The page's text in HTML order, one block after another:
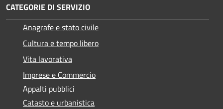
CATEGORIE DI SERVIZIO
Anagrafe e stato civile
Cultura e tempo libero
Vita lavorativa
Imprese e Commercio
Appalti pubblici
Catasto e urbanistica